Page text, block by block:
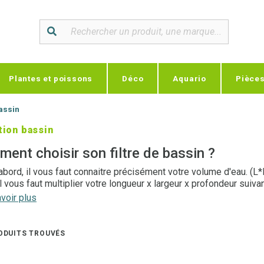
Plantes et poissons Déco Aquario
bassin
choisir son filtre de bassin ?
il vous faut connaitre précisément votre volume d'eau.
vous faut multiplier votre longueur x largeur x profondeur
doit assurer différentes fonctions, comme par exemple, celle
si la population doit grandir, il conviendra également de
plus
TROUVÉS